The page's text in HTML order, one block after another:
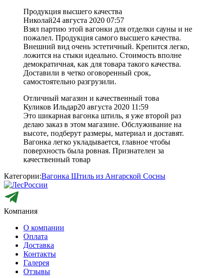
Продукция высшего качества
Николай24 августа 2020 07:57
Взял партию этой вагонки для отделки сауны и не
пожалел. Продукция самого высшего качества.
Внешний вид очень эстетичный. Крепится легко,
ложится на стыки идеально. Стоимость вполне
демократичная, как для товара такого качества.
Доставили в четко оговоренный срок,
самостоятельно разгрузили.
Отличный магазин и качественный това
Куликов Ильдар20 августа 2020 11:59
Это шикарная вагонка штиль, я уже второй раз
делаю заказ в этом магазине. Обслуживание на
высоте, подберут размеры, материал и доставят.
Вагонка легко укладывается, главное чтобы
поверхность была ровная. Признателен за
качественный товар
Категории:Вагонка Штиль из Ангарской Сосны
Компания
О компании
Оплата
Доставка
Контакты
Галерея
Отзывы